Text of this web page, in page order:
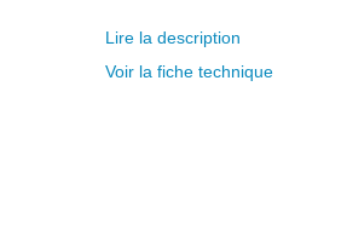
Lire la description
Voir la fiche technique